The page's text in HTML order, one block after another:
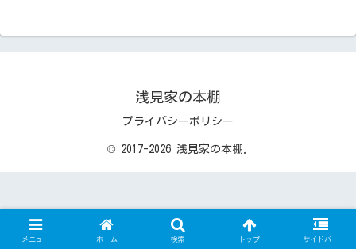
浅見家の本棚
プライバシーポリシー
© 2017-2026 浅見家の本棚.
メニュー ホーム 検索 トップ サイドバー